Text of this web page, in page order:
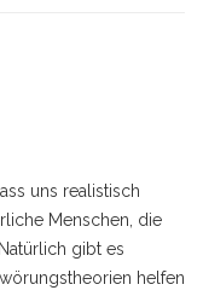
uns realistisch
Menschen, die
gibt es
helfen